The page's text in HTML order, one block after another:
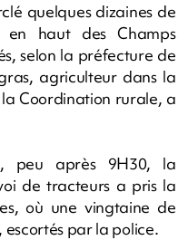
quelques dizaines de
en haut des Champs
selon la préfecture de
agriculteur dans la
Coordination rurale, a
peu après 9H30, la
de tracteurs a pris la
où une vingtaine de
par la police.